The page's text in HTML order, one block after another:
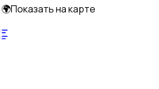
🌍Показать на карте